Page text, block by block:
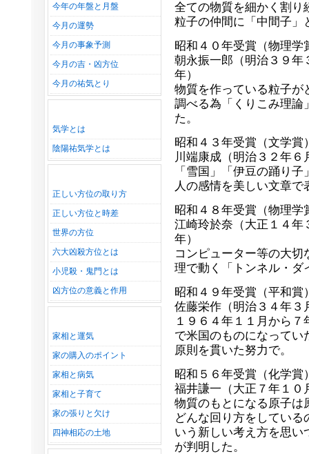
今年の年盤と月盤
今月の運勢
今月の事象予測
今月の吉・凶方位
今月の祐気とり
気学とは
陰陽祐気学とは
正しい方位の取り方
正しい方位と時差
世界の方位
六大凶殺方位とは
小児殺・鬼門とは
凶方位の意義と作用
家相と運気
家の購入のポイント
家相と病気
家相と子育て
家の張りと欠け
四神相応の土地
全ての物質を細かく割り
粒子の仲間に「中間子」
昭和４０年受賞（物理学
朝永振一郎（明治３９年
年）
物質を作っている粒子が
調べる為「くりこみ理論
た。
昭和４３年受賞（
川端康成（明治３２年
「雪国」「伊豆の踊り
人の感情を美しい文章で
昭和４８年受賞（物理学
江崎玲於奈（大正１４年
年）
コンピューター等の大
理で動く「トンネル・ダ
昭和４９年受賞（平和賞
佐藤栄作（明治３４年３
１９６４年１１月から
で米国のものになって
原則を貫いた努力で。
昭和５６年受賞（化学賞
福井謙一（大正７年１０
物質のもとになる原子は
どんな回り方をしてい
いう新しい考え方を思
が判明した。